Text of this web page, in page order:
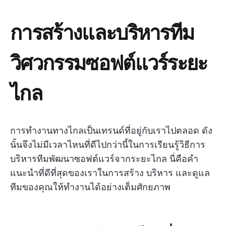
การสร้างและบริหารทีม
วิศวกรรมซอฟต์แวร์ระยะ
ไกล
การทำงานทางไกลเป็นเทรนด์ที่อยู่กับเราไปตลอด ดัง
นั้นจึงไม่มีเวลาไหนที่ดีไปกว่านี้ในการเรียนรู้วิธีการ
บริหารทีมพัฒนาซอฟต์แวร์จากระยะไกล นี่คือคำ
แนะนำที่ดีที่สุดของเราในการสร้าง บริหาร และดูแล
ทีมของคุณให้ทำงานได้อย่างเต็มศักยภาพ